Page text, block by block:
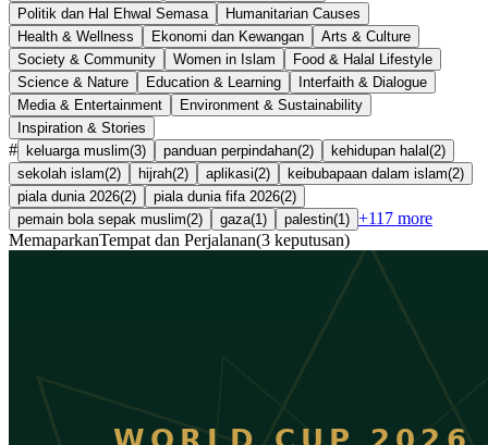
Politik dan Hal Ehwal Semasa
Humanitarian Causes
Health & Wellness
Ekonomi dan Kewangan
Arts & Culture
Society & Community
Women in Islam
Food & Halal Lifestyle
Science & Nature
Education & Learning
Interfaith & Dialogue
Media & Entertainment
Environment & Sustainability
Inspiration & Stories
# keluarga muslim(3) panduan perpindahan(2) kehidupan halal (2)
sekolah islam(2) hijrah(2) aplikasi(2) keibubapaan dalam islam(2)
piala dunia 2026(2) piala dunia fifa 2026(2)
pemain bola sepak muslim(2) gaza(1 ) palestin(1 ) +117 more
MemaparkanTempat dan Perjalanan(3 keputusan)